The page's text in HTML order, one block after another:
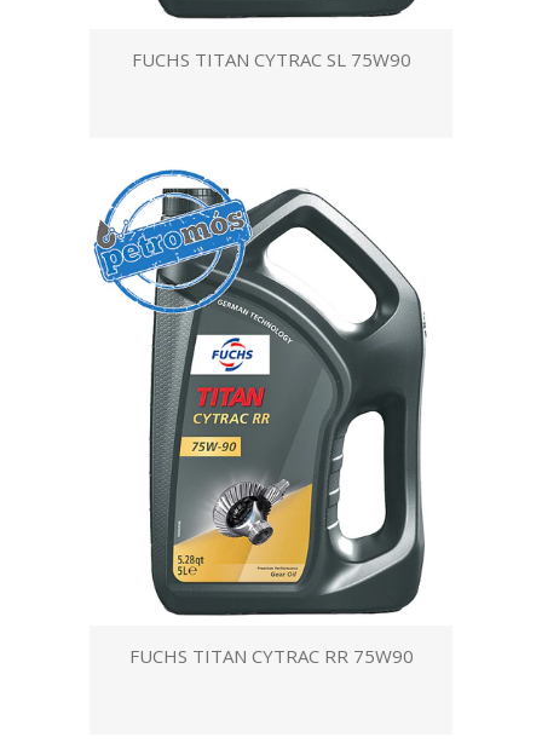
FUCHS TITAN CYTRAC SL 75W90
FUCHS TITAN CYTRAC RR 75W90